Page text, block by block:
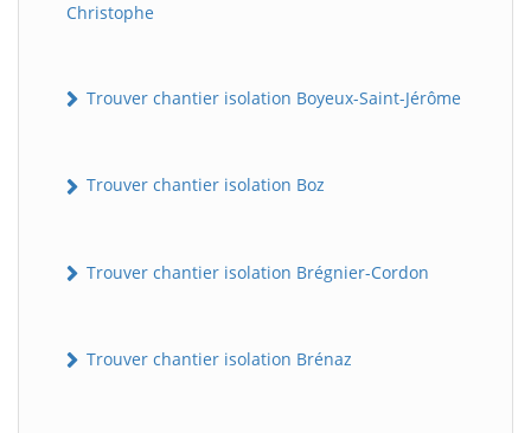
Christophe
Trouver chantier isolation Boyeux-Saint-Jérôme
Trouver chantier isolation Boz
Trouver chantier isolation Brégnier-Cordon
Trouver chantier isolation Brénaz